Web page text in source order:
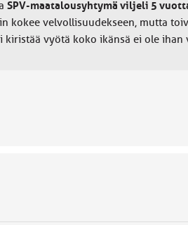
SPV-maatalousyhtymä viljeli 5
kokee velvollisuudekseen, mutta
vyötä koko ikänsä ei ole